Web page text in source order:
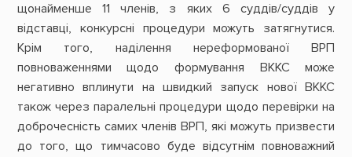
щонайменше 11 членів, з яких 6 суддів/суддів у
відставці, конкурсні процедури можуть затягнутися.
Крім того, наділення нереформованої ВРП
повноваженнями щодо формування ВККС може
негативно вплинути на швидкий запуск нової ВККС
також через паралельні процедури щодо перевірки на
доброчесність самих членів ВРП, які можуть призвести
до того, що тимчасово буде відсутнім повноважний